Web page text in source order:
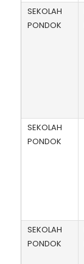
SEKOLAH
PONDOK
SEKOLAH
PONDOK
SEKOLAH
PONDOK